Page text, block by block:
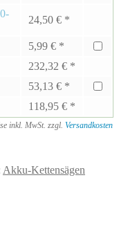
24,50 € *
5,99 € *
232,32 € *
53,13 € *
118,95 € *
inkl. MwSt. zzgl. Versandkosten
Akku-Kettensägen